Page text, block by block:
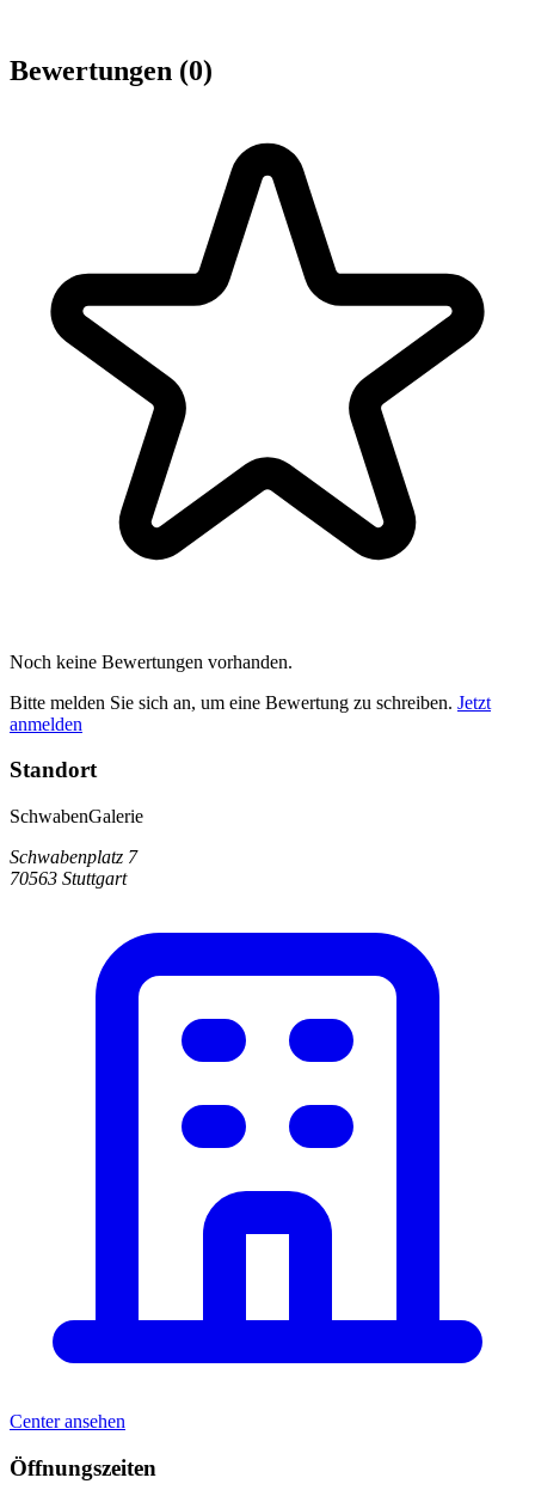
Bewertungen (0)
Noch keine Bewertungen vorhanden.
Bitte melden Sie sich an, um eine Bewertung zu schreiben. Jetzt
anmelden
Standort
SchwabenGalerie
Schwabenplatz 7
70563 Stuttgart
Center ansehen
Öffnungszeiten